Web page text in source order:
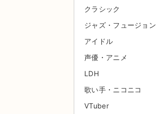
クラシック
ジャズ・フュージョン
アイドル
声優・アニメ
LDH
歌い手・ニコニコ
VTuber